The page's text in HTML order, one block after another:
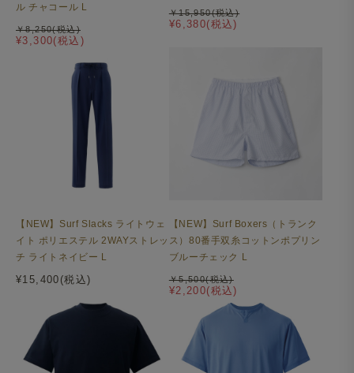
ル チャコール L
¥3,300(税込)
￥8,250(税込) ¥6,380(税込)
￥15,950(税込)
【NEW】Surf Slacks ライトウェ
イト ポリエステル 2WAYストレッ
チ ライトネイビー L
¥15,400(税込)
【NEW】Surf Boxers（トランク
ス）80番手双糸コットンポプリン
ブルーチェック L
¥2,200(税込)
￥5,500(税込)